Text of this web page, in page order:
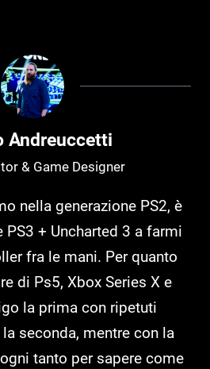
Andreuccetti
& Game Designer
nella generazione PS2, è
PS3 + Uncharted 3 a farmi
fra le mani. Per quanto
di Ps5, Xbox Series X e
la prima con ripetuti
seconda, mentre con la
tanto per sapere come